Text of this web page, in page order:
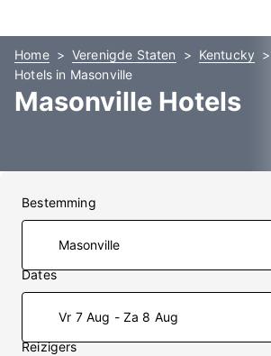
Home Verenigde Staten
Kentucky
Hotels in Masonville
Masonville Hotels
Bestemming
Dates
Vr 7 Aug - Za 8 Aug
Reizigers